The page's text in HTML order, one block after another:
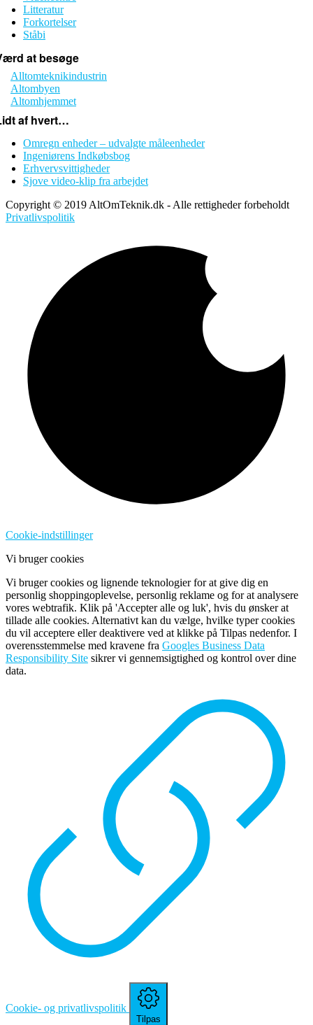
Litteratur
Forkortelser
Ståbi
at besøge
Alltomteknikindustrin
Altombyen
Altomhjemmet
af hvert…
Omregn enheder – udvalgte måleenheder
Ingeniørens Indkøbsbog
Erhvervsvittigheder
Sjove video-klip fra arbejdet
Copyright © 2019 AltOmTeknik.dk - Alle rettigheder forbeholdt
Privatlivspolitik
Cookie-indstillinger
Vi bruger cookies
Vi bruger cookies og lignende teknologier for at give dig en
personlig shoppingoplevelse, personlig reklame og for at analysere
vores webtrafik. Klik på 'Accepter alle og luk', hvis du ønsker at
tillade alle cookies. Alternativt kan du vælge, hvilke typer cookies
du vil acceptere eller deaktivere ved at klikke på Tilpas nedenfor. I
overensstemmelse med kravene fra Googles Business Data
Responsibility Site sikrer vi gennemsigtighed og kontrol over dine
data.
Cookie- og privatlivspolitik
Tilpas